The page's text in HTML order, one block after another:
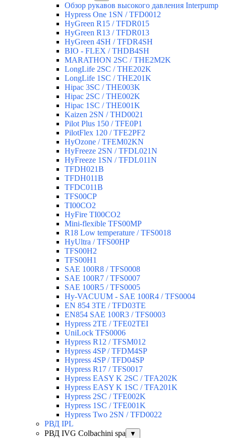
Обзор рукавов высокого давления Interpump
Hypress One 1SN / TFD0012
HyGreen R15 / TFDR015
HyGreen R13 / TFDR013
HyGreen 4SH / TFDR4SH
BIO - FLEX / THDB4SH
MARATHON 2SC / THE2M2K
LongLife 2SC / THE202K
LongLife 1SC / THE201K
Hipac 3SC / THE003K
Hipac 2SC / THE002K
Hipac 1SC / THE001K
Kaizen 2SN / THD0021
Pilot Plus 150 / TFE0P1
PilotFlex 120 / TFE2PF2
HyOzone / TFEM02KN
HyFreeze 2SN / TFDL021N
HyFreeze 1SN / TFDL011N
TFDH021B
TFDH011B
TFDC011B
TFS00CP
TI00CO2
HyFire TI00CO2
Mini-flexible TFS00MP
R18 Low temperature / TFS0018
HyUltra / TFS00HP
TFS00H2
TFS00H1
SAE 100R8 / TFS0008
SAE 100R7 / TFS0007
SAE 100R5 / TFS0005
Hy-VACUUM - SAE 100R4 / TFS0004
EN 854 3TE / TFD03TE
EN854 SAE 100R3 / TFS0003
Hypress 2TE / TFE02TEI
UniLock TFS0006
Hypress R12 / TFSM012
Hypress 4SP / TFDM4SP
Hypress 4SP / TFD04SP
Hypress R17 / TFS0017
Hypress EASY K 2SC / TFA202K
Hypress EASY K 1SC / TFA201K
Hypress 2SC / TFE002K
Hypress 1SC / TFE001K
Hypress Two 2SN / TFD0022
РВД IPL
РВД IVG Colbachini spa
▼